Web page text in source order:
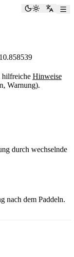
Zu
hilfreiche Hinweise
Warnung).
durch wechselnde
nach dem Paddeln.